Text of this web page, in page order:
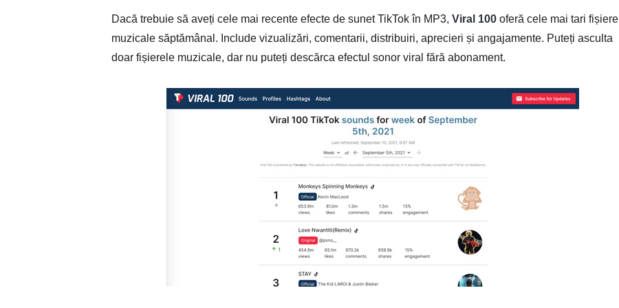
Dacă trebuie să aveți cele mai recente efecte de sunet TikTok în MP3, Viral 100 oferă cele mai tari fișiere
muzicale săptămânal. Include vizualizări, comentarii, distribuiri, aprecieri și angajamente. Puteți asculta
doar fișierele muzicale, dar nu puteți descărca efectul sonor viral fără abonament.